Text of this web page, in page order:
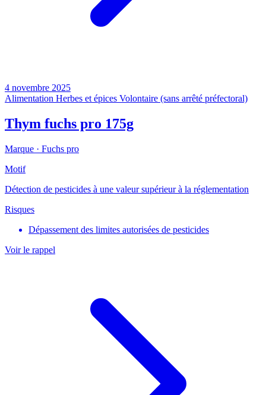
4 novembre 2025
Alimentation Herbes et épices Volontaire (sans arrêté préfectoral)
Thym fuchs pro 175g
Marque · Fuchs pro
Motif
Détection de pesticides à une valeur supérieur à la réglementation
Risques
Dépassement des limites autorisées de pesticides
Voir le rappel